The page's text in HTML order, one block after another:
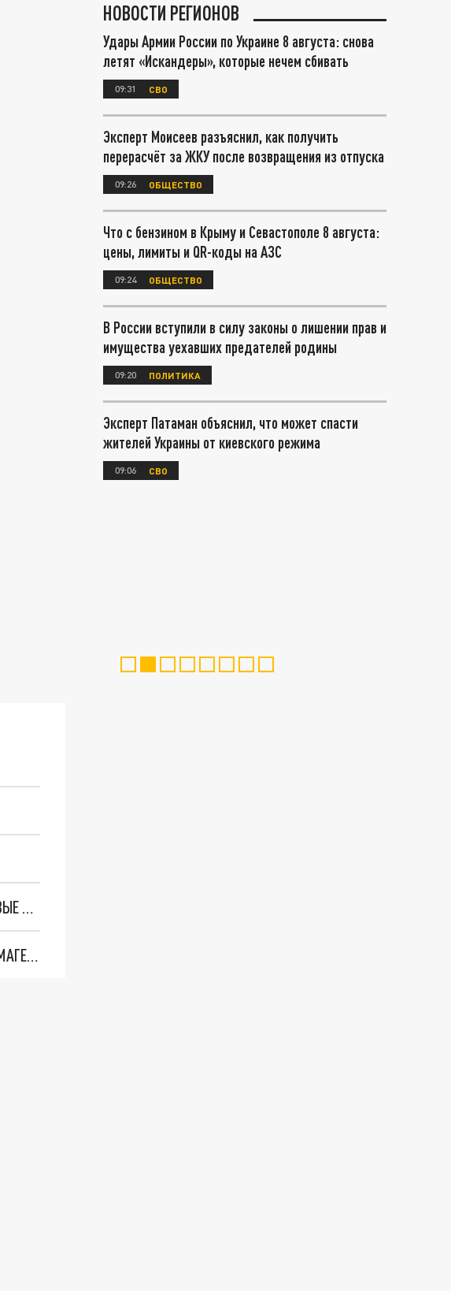
"ОЧЕНЬ ПЛОХИЕ НОВОСТИ": БОЛЬШАЯ ОШИБКА PALANTIR В РОССИИ. СТРАНЫ НАТО ВПЕРВЫЕ ЗА СВО ОСТАНОВИЛИ ПОСТАВКИ ОРУЖИЯ. ВСУ ТЕРЯЮТ ПРИГРАНИЧЬЕ?
ТРИ ГЛАВНЫХ ИНСАЙДА ОБ СВО. ОТМЕНА МОБИЛИЗАЦИИ И ВОЗВРАЩЕНИЕ "ГЕНЕРАЛА АРМАГЕДДОНА"? ОТЛИЧНЫЕ НОВОСТИ, КОТОРЫЕ ЖДАЛИ ВСЕ
НОВОСТИ РЕГИОНОВ
Удары Армии России по Украине 8 августа: снова
летят «Искандеры», которые нечем сбивать
09:31 СВО
Эксперт Моисеев разъяснил, как получить
перерасчёт за ЖКУ после возвращения из отпуска
09:26 ОБЩЕСТВО
Что с бензином в Крыму и Севастополе 8 августа:
цены, лимиты и QR-коды на АЗС
09:24 ОБЩЕСТВО
В России вступили в силу законы о лишении прав и
имущества уехавших предателей родины
09:20 ПОЛИТИКА
Эксперт Патаман объяснил, что может спасти
жителей Украины от киевского режима
09:06 СВО